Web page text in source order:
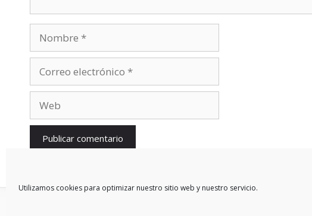
Utilizamos cookies para optimizar nuestro sitio web y nuestro servicio.
electrónico